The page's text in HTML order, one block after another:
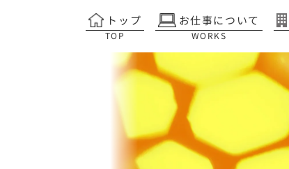
トップ
TOP
お仕事について
WORKS